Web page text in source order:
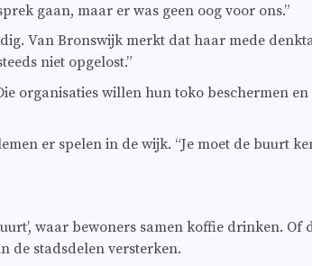
gaan, maar er was geen oog voor ons.”
Van Bronswijk merkt dat haar mede
niet opgelost.”
organisaties willen hun toko beschermen
er spelen in de wijk. “Je moet de buurt
waar bewoners samen koffie drinken.
de stadsdelen versterken.